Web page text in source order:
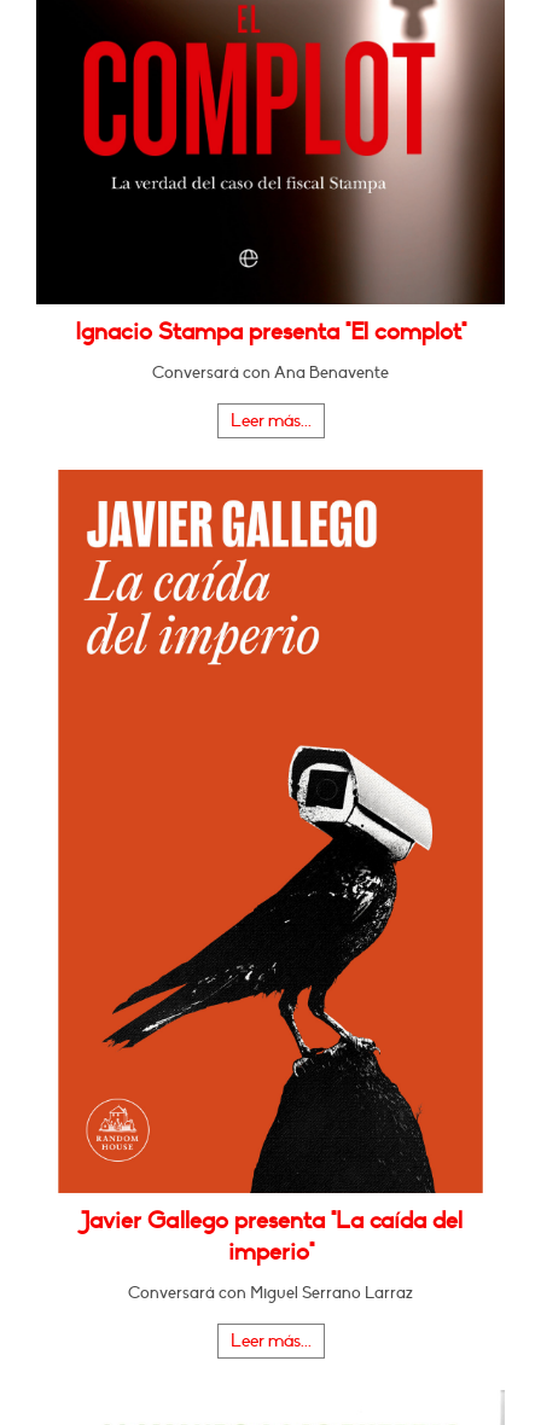
Ignacio Stampa presenta "El complot"
Conversará con Ana Benavente
Leer más...
Javier Gallego presenta "La caída del
imperio"
Conversará con Miguel Serrano Larraz
Leer más...